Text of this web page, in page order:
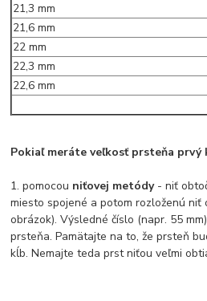
21,3 mm
21,6 mm
22 mm
22,3 mm
22,6 mm
Pokiaľ meráte veľkosť prsteňa prvý
1. pomocou niťovej metódy - niť
miesto spojené a potom rozloženú niť
obrázok). Výsledné číslo (napr. 55
prsteňa. Pamätajte na to, že prsteň
kĺb. Nemajte teda prst niťou veľmi